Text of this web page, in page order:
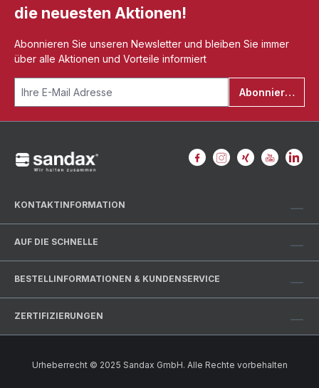
die neuesten Aktionen!
Abonnieren Sie unseren Newsletter und bleiben Sie immer
über alle Aktionen und Vorteile informiert
Abonnieren
KONTAKTINFORMATION
AUF DIE SCHNELLE
BESTELLINFORMATIONEN & KUNDENSERVICE
ZERTIFIZIERUNGEN
Urheberrecht © 2025 Sandax GmbH. Alle Rechte vorbehalten